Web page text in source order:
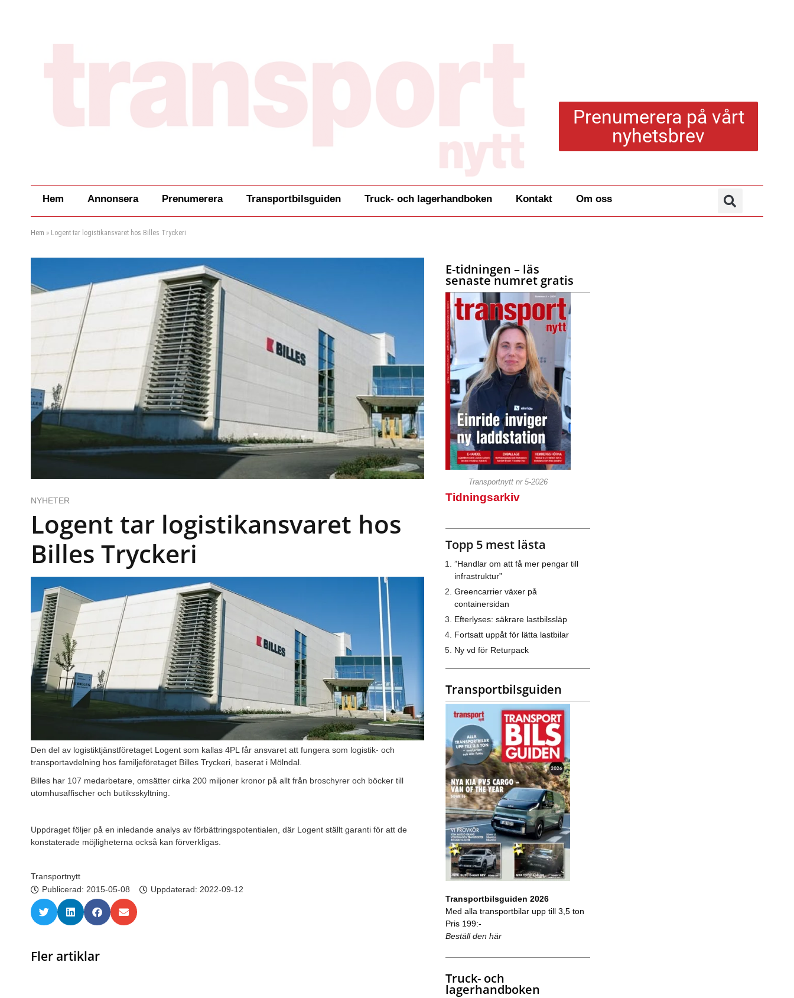
Prenumerera på vårt
nyhetsbrev
Hem Annonsera Prenumerera Transportbilsguiden Truck- och lagerhandboken Kontakt Om oss
Hem » Logent tar logistikansvaret hos Billes Tryckeri
NYHETER
Logent tar logistikansvaret hos
Billes Tryckeri
Den del av logistiktjänstföretaget Logent som kallas 4PL får ansvaret att fungera som logistik- och
transportavdelning hos familjeföretaget Billes Tryckeri, baserat i Mölndal.
Billes har 107 medarbetare, omsätter cirka 200 miljoner kronor på allt från broschyrer och böcker till
utomhusaffischer och butiksskyltning.
Uppdraget följer på en inledande analys av förbättringspotentialen, där Logent ställt garanti för att de
konstaterade möjligheterna också kan förverkligas.
Transportnytt
Publicerad: 2015-05-08 Uppdaterad: 2022-09-12
Fler artiklar
E-tidningen – läs
senaste numret gratis
Transportnytt nr 5-2026
Tidningsarkiv
Topp 5 mest lästa
”Handlar om att få mer pengar till
infrastruktur”
Greencarrier växer på
containersidan
Efterlyses: säkrare lastbilssläp
Fortsatt uppåt för lätta lastbilar
Ny vd för Returpack
Transportbilsguiden
Transportbilsguiden 2026
Med alla transportbilar upp till 3,5 ton
Pris 199:-
Beställ den här
Truck- och
lagerhandboken